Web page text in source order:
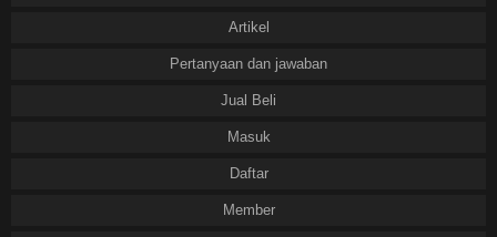
Artikel
Pertanyaan dan jawaban
Jual Beli
Masuk
Daftar
Member